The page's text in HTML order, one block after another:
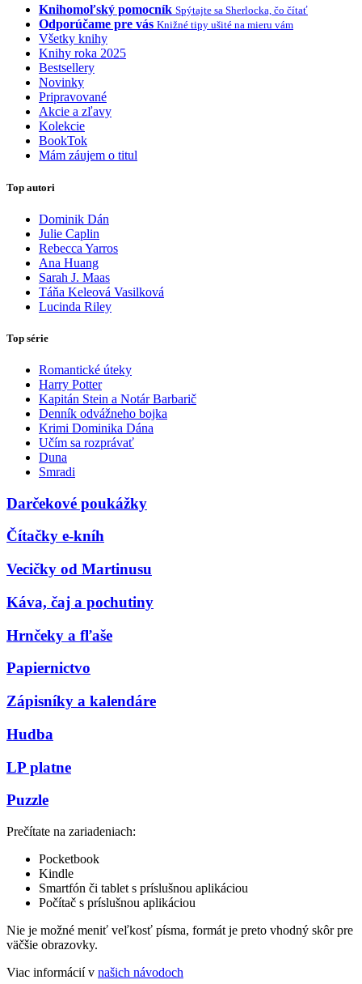
Knihomoľský pomocník Spýtajte sa Sherlocka, čo čítať
Odporúčame pre vás Knižné tipy ušité na mieru vám
Všetky knihy
Knihy roka 2025
Bestsellery
Novinky
Pripravované
Akcie a zľavy
Kolekcie
BookTok
Mám záujem o titul
Top autori
Dominik Dán
Julie Caplin
Rebecca Yarros
Ana Huang
Sarah J. Maas
Táňa Keleová Vasilková
Lucinda Riley
Top série
Romantické úteky
Harry Potter
Kapitán Stein a Notár Barbarič
Denník odvážneho bojka
Krimi Dominika Dána
Učím sa rozprávať
Duna
Smradi
Darčekové poukážky
Čítačky e-kníh
Vecičky od Martinusu
Káva, čaj a pochutiny
Hrnčeky a fľaše
Papiernictvo
Zápisníky a kalendáre
Hudba
LP platne
Puzzle
Prečítate na zariadeniach:
Pocketbook
Kindle
Smartfón či tablet s príslušnou aplikáciou
Počítač s príslušnou aplikáciou
Nie je možné meniť veľkosť písma, formát je preto vhodný skôr pre
väčšie obrazovky.
Viac informácií v našich návodoch